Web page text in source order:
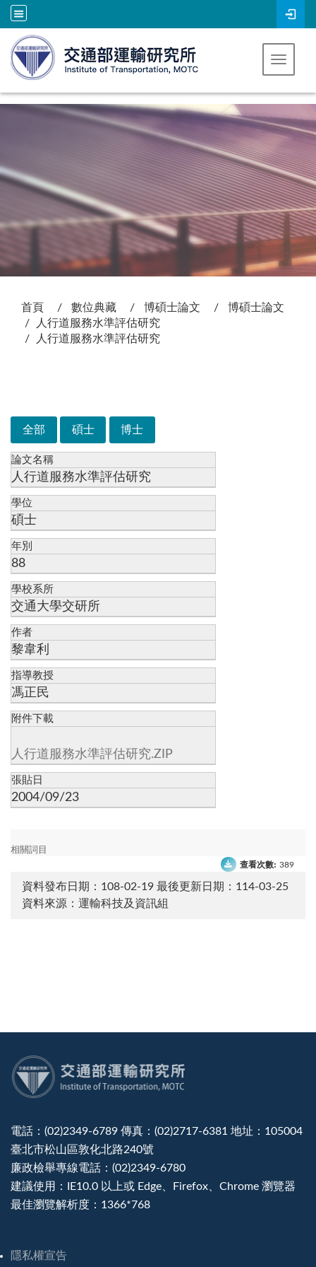
跳到主要內容
Toggle
首頁 數位典藏 博碩士論文
博碩士論文
人行道服務水準評估研究
人行道服務水準評估研究
全部 碩士 博士
論文名稱
人行道服務水準評估研究
學位
碩士
年別
88
學校系所
交通大學交研所
作者
黎韋利
指導教授
馮正民
附件下載
人行道服務水準評估研究.ZIP
張貼日
2004/09/23
相關詞目
查看次數: 389
資料發布日期：108-02-19 最後更新日期：114-03-25
資料來源：運輸科技及資訊組
電話：(02)2349-6789 傳真：(02)2717-6381 地址：105004
臺北市松山區敦化北路240號
廉政檢舉專線電話：(02)2349-6780
建議使用：IE10.0 以上或 Edge、Firefox、Chrome 瀏覽器
最佳瀏覽解析度：1366*768
隱私權宣告